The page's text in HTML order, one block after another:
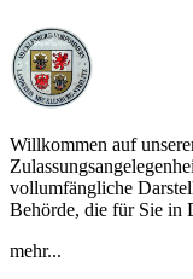
Willkommen auf
vollumfängliche
Behörde, die für Sie in
mehr...